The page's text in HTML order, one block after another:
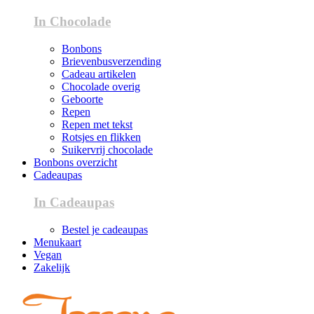
In Chocolade
Bonbons
Brievenbusverzending
Cadeau artikelen
Chocolade overig
Geboorte
Repen
Repen met tekst
Rotsjes en flikken
Suikervrij chocolade
Bonbons overzicht
Cadeaupas
In Cadeaupas
Bestel je cadeaupas
Menukaart
Vegan
Zakelijk